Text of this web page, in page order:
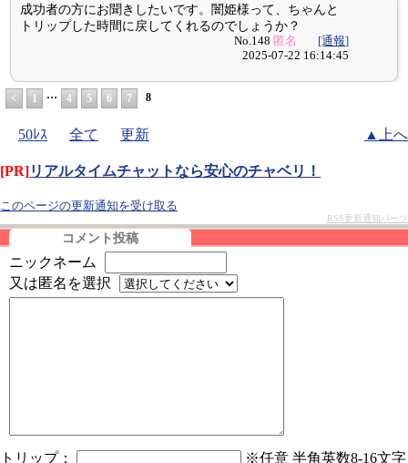
成功者の方にお聞きしたいです。闇姫様って、ちゃんと
トリップした時間に戻してくれるのでしょうか？
No.148 匿名
[通報]
2025-07-22 16:14:45
< 1 … 4 5 6 7 8
50ﾚｽ 全て 更新 ▲上へ
[PR]リアルタイムチャットなら安心のチャベリ！
このページの更新通知を受け取る
RSS更新通知パーツ
コメント投稿
ニックネーム
又は匿名を選択
トリップ： ※任意 半角英数8-16文字